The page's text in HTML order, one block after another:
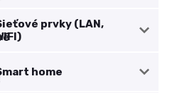
prvky (LAN,
home